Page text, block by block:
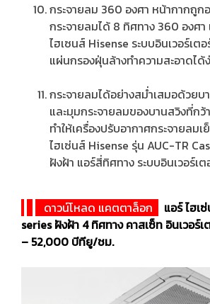
กระจายลม 360 องศา หน้ากากถูก
กระจายลมได้ 8 ทิศทาง 360 องศ
ไฮเซนส์ Hisense ระบบอินเวอร์เตอ
แผ่นกรองฝุ่นล้างทำความสะอาดได้
กระจายลมได้อย่างสม่ำเสมอด้วย
และมุมกระจายลมของบานสวิงที่กว้
ทำให้เครื่องปรับอากาศกระจายลม
ไฮเซ่นส์ Hisense รุ่น AUC-TR
ฝังฝ้า แอร์สี่ทิศทาง ระบบอินเวอร์เ
ดาวน์โหลด แคตตาล็อก
แอร์ ไฮเ
series ฝังฝ้า 4 ทิศทาง คาสเซ็ท อินเวอร์
– 52,000 บีทียู/ชม.